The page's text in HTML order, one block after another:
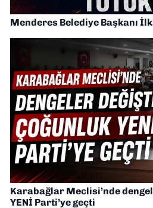
Menderes Belediye Başkanı
Karabağlar Meclisi’nde
YENİ Parti’ye geçti